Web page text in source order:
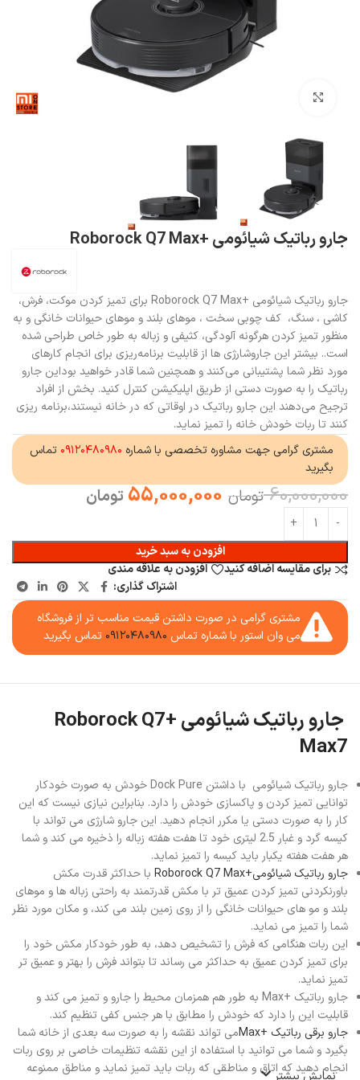
جارو رباتیک شیائومی +Roborock Q7 Max
جارو رباتیک شیائومی +Roborock Q7 Max برای تمیز کردن موکت، فرش،
کاشی ، سنگ، کف چوبی سخت ، موهای بلند و موهای حیوانات خانگی و به
منظور تمیز کردن هرگونه آلودگی، کثیفی و زباله به طور خاص طراحی شده
است.. بیشتر این جاروشارژی ها از قابلیت برنامه‌ریزی برای انجام کارهای
مورد نظر شما پشتیبانی می‌کنند و همچنین شما قادر خواهید بوداین جارو
رباتیک را به صورت دستی از طریق اپلیکیشن کنترل کنید. بخش از افراد
ترجیح می‌دهند این جارو رباتیک در اوقاتی که در خانه نیستند،برنامه ریزی
کنند تا ربات خودش خانه را تمیز نماید.
مشتری گرامی جهت مشاوره تخصصی با شماره ۰۹۱۲۰۴۸۰۹۸۰ تماس
بگیرید
60,000,000 تومان 55,000,000 تومان
افزودن به سبد خرید
برای مقایسه اضافه کنید
افزودن به علاقه مندی
اشتراک گذاری:
مشتری گرامی در صورت داشتن قیمت مناسب تر از فروشگاه
می وان استور با شماره تماس ۰۹۱۲۰۴۸۰۹۸۰ تماس بگیرید
جارو رباتیک شیائومی +Roborock Q7
Max7
جارو رباتیک شیائومی با داشتن Dock Pure خودش به صورت خودکار
توانایی تمیز کردن و پاکسازی خودش را دارد. بنابراین نیازی نیست که این
کار را به صورت دستی یا مکرر انجام دهید. این جارو شارژی می تواند با
کیسه گرد و غبار 2.5 لیتری خود تا هفت هفته زباله را ذخیره می کند و شما
هر هفت هفته یکبار باید کیسه را تمیز نماید.
جارو رباتیک شیائومی+Roborock Q7 Max
با حداکثر قدرت مکش
باورنکردنی تمیز کردن عمیق تر با مکش قدرتمند به راحتی زباله ها و موهای
بلند و مو های حیوانات خانگی را از روی زمین بلند می کند، و مکان مورد نظر
شما را تمیز می نماید.
این ربات هنگامی که فرش را تشخیص دهد، به طور خودکار مکش خود را
برای تمیز کردن عمیق به حداکثر می رساند تا بتواند فرش را بهتر و عمیق تر
تمیز نماید.
جارو رباتیک +Max به طور هم همزمان محیط را جارو و تمیز می کند و
قابلیت این را دارد که خودش را مطابق با هر جنس کفی تنظیم کند.
جارو برقی رباتیک +Max
می تواند نقشه را به صورت سه بعدی از خانه شما
بگیرد و شما می توانید با استفاده از این نقشه تنظیمات خاصی بر روی ربات
انجام دهید که اتاق و مناطقی که ربات باید تمیز نماید و مناطق ممنوعه
نمایش بیشتر